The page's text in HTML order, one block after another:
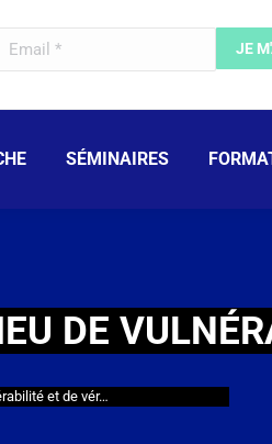
SÉMINAIRES
DE
et de vér…